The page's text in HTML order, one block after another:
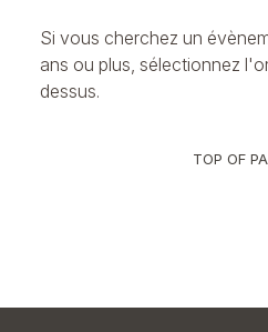
Si vous cherchez un
ans ou plus, sélectionnez
dessus.
TOP OF